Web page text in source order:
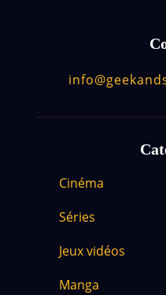
Cinéma
Séries
Jeux vidéos
Manga